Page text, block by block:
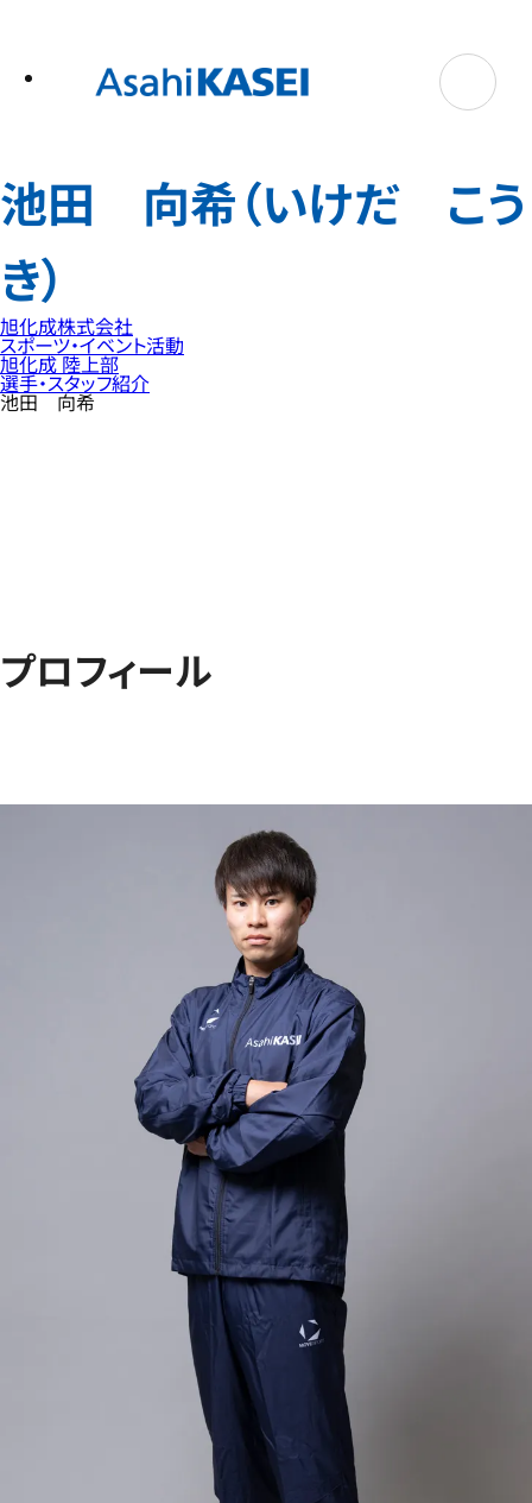
池田 向希（いけだ こう
き）
旭化成株式会社
スポーツ・イベント活動
旭化成 陸上部
選手・スタッフ紹介
池田 向希
プロフィール